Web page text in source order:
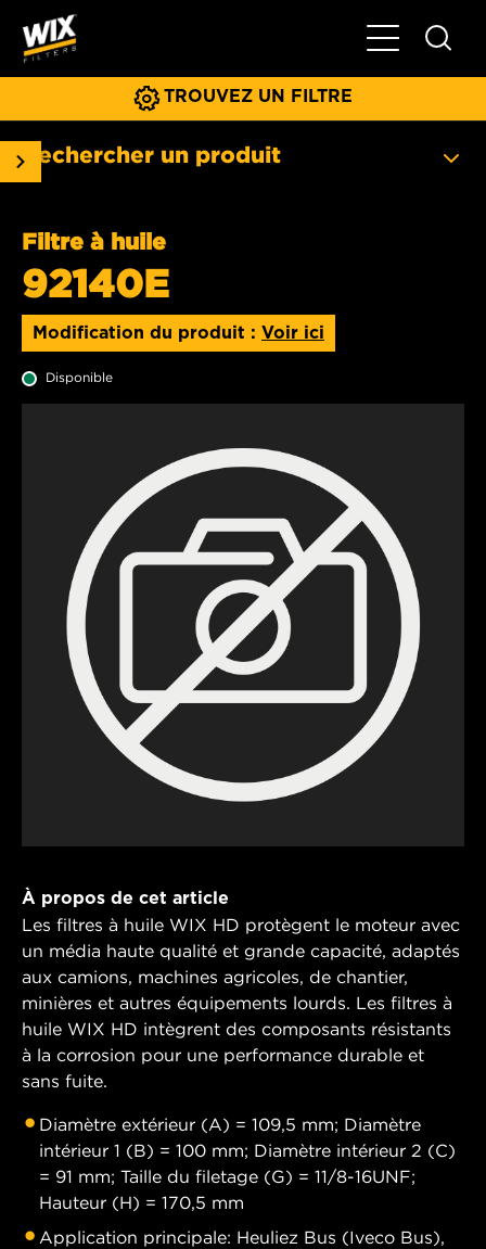
Basculer la
TROUVEZ UN FILTRE
Rechercher un produit
Filtre à huile
92140E
Modification du produit : Voir ici
Disponible
À propos de cet article
Les filtres à huile WIX HD protègent le moteur avec
un média haute qualité et grande capacité, adaptés
aux camions, machines agricoles, de chantier,
minières et autres équipements lourds. Les filtres à
huile WIX HD intègrent des composants résistants
à la corrosion pour une performance durable et
sans fuite.
Diamètre extérieur (A) = 109,5 mm; Diamètre
intérieur 1 (B) = 100 mm; Diamètre intérieur 2 (C)
= 91 mm; Taille du filetage (G) = 11/8-16UNF;
Hauteur (H) = 170,5 mm
Application principale: Heuliez Bus (Iveco Bus),